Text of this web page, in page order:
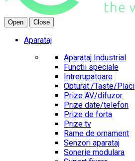
Open Close
Aparataj
Aparataj Industrial
Functii speciale
Intrerupatoare
Obturat./Taste/Placi
Prize AV/difuzor
Prize date/telefon
Prize de forta
Prize tv
Rame de ornament
Senzori aparataj
Sonerie modulara